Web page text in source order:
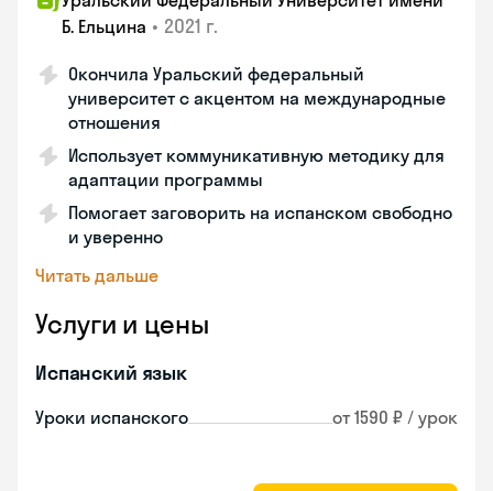
Б. Ельцина • 2021 г.
Окончила Уральский федеральный
университет с акцентом на международные
отношения
Использует коммуникативную методику для
адаптации программы
Помогает заговорить на испанском свободно
и уверенно
Читать дальше
Услуги и цены
Испанский язык
Уроки испанского от 1590 ₽ / урок